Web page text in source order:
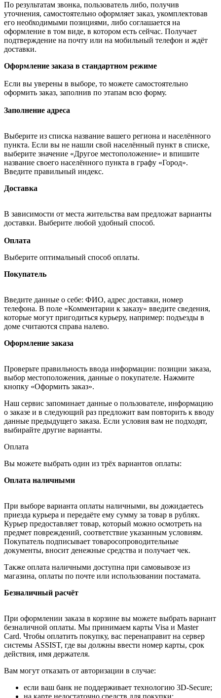
По результатам звонка, пользователь либо, получив
уточнения, самостоятельно оформляет заказ, укомплектовав
его необходимыми позициями, либо соглашается на
оформление в том виде, в котором есть сейчас. Получает
подтверждение на почту или на мобильный телефон и ждёт
доставки.
Оформление заказа в стандартном режиме
Если вы уверены в выборе, то можете самостоятельно
оформить заказ, заполнив по этапам всю форму.
Заполнение адреса
Выберите из списка название вашего региона и населённого
пункта. Если вы не нашли свой населённый пункт в списке,
выберите значение «Другое местоположение» и впишите
название своего населённого пункта в графу «Город».
Введите правильный индекс.
Доставка
В зависимости от места жительства вам предложат варианты
доставки. Выберите любой удобный способ.
Оплата
Выберите оптимальный способ оплаты.
Покупатель
Введите данные о себе: ФИО, адрес доставки, номер
телефона. В поле «Комментарии к заказу» введите сведения,
которые могут пригодиться курьеру, например: подъезды в
доме считаются справа налево.
Оформление заказа
Проверьте правильность ввода информации: позиции заказа,
выбор местоположения, данные о покупателе. Нажмите
кнопку «Оформить заказ».
Наш сервис запоминает данные о пользователе, информацию
о заказе и в следующий раз предложит вам повторить к вводу
данные предыдущего заказа. Если условия вам не подходят,
выбирайте другие варианты.
Оплата
Вы можете выбрать один из трёх вариантов оплаты:
Оплата наличными
При выборе варианта оплаты наличными, вы дожидаетесь
приезда курьера и передаёте ему сумму за товар в рублях.
Курьер предоставляет товар, который можно осмотреть на
предмет повреждений, соответствие указанным условиям.
Покупатель подписывает товаросопроводительные
документы, вносит денежные средства и получает чек.
Также оплата наличными доступна при самовывозе из
магазина, оплаты по почте или использовании постамата.
Безналичный расчёт
При оформлении заказа в корзине вы можете выбрать вариант
безналичной оплаты. Мы принимаем карты Visa и Master
Card. Чтобы оплатить покупку, вас перенаправит на сервер
системы ASSIST, где вы должны ввести номер карты, срок
действия, имя держателя.
Вам могут отказать от авторизации в случае:
если ваш банк не поддерживает технологию 3D-Secure;